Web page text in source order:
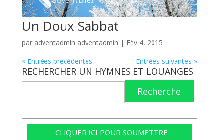
Un Doux Sabbat
par adventadmin adventadmin | Fév 4, 2015
« Entrées précédentes
Entrées suivantes »
RECHERCHER UN HYMNES ET LOUANGES
Recherche
CLIQUER ICI POUR SOUMETTRE